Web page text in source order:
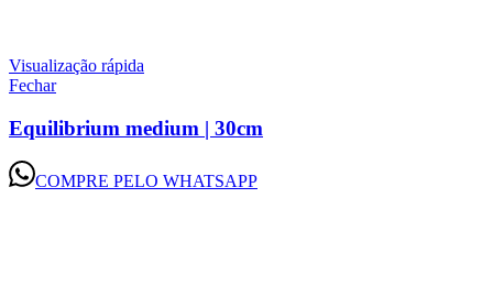
Visualização rápida
Fechar
Equilibrium medium | 30cm
COMPRE PELO WHATSAPP